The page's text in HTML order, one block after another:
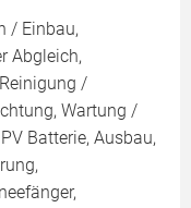
/ Einbau,
Abgleich,
/
Wartung /
Batterie, Ausbau,